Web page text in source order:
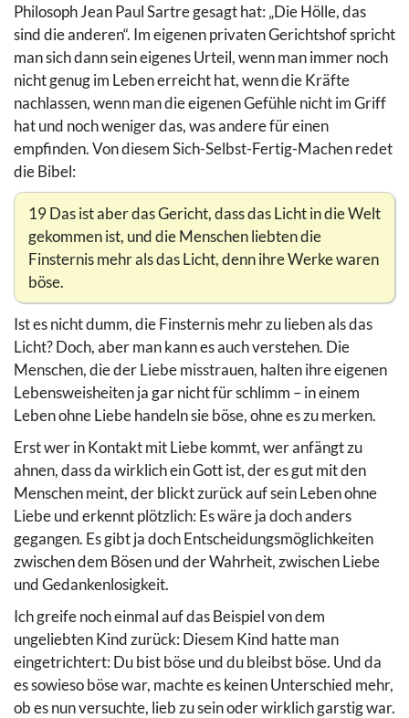
Philosoph Jean Paul Sartre gesagt hat: „Die Hölle, das
sind die anderen“. Im eigenen privaten Gerichtshof spricht
man sich dann sein eigenes Urteil, wenn man immer noch
nicht genug im Leben erreicht hat, wenn die Kräfte
nachlassen, wenn man die eigenen Gefühle nicht im Griff
hat und noch weniger das, was andere für einen
empfinden. Von diesem Sich-Selbst-Fertig-Machen redet
die Bibel:
19 Das ist aber das Gericht, dass das Licht in die Welt
gekommen ist, und die Menschen liebten die
Finsternis mehr als das Licht, denn ihre Werke waren
böse.
Ist es nicht dumm, die Finsternis mehr zu lieben als das
Licht? Doch, aber man kann es auch verstehen. Die
Menschen, die der Liebe misstrauen, halten ihre eigenen
Lebensweisheiten ja gar nicht für schlimm – in einem
Leben ohne Liebe handeln sie böse, ohne es zu merken.
Erst wer in Kontakt mit Liebe kommt, wer anfängt zu
ahnen, dass da wirklich ein Gott ist, der es gut mit den
Menschen meint, der blickt zurück auf sein Leben ohne
Liebe und erkennt plötzlich: Es wäre ja doch anders
gegangen. Es gibt ja doch Entscheidungsmöglichkeiten
zwischen dem Bösen und der Wahrheit, zwischen Liebe
und Gedankenlosigkeit.
Ich greife noch einmal auf das Beispiel von dem
ungeliebten Kind zurück: Diesem Kind hatte man
eingetrichtert: Du bist böse und du bleibst böse. Und da
es sowieso böse war, machte es keinen Unterschied mehr,
ob es nun versuchte, lieb zu sein oder wirklich garstig war.